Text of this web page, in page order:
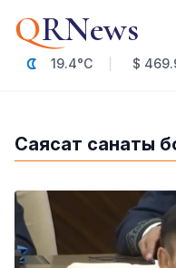
QRNews
19.4°C $
Мәдениет
Саясат
Технология
Экономика
Саясат санаты